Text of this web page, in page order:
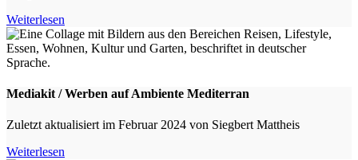
Weiterlesen
Mediakit / Werben auf Ambiente Mediterran
Zuletzt aktualisiert im Februar 2024 von Siegbert Mattheis
Weiterlesen